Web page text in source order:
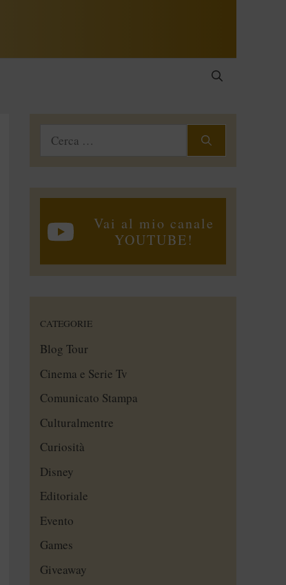
Ricerca
Vai al mio canale
YOUTUBE!
CATEGORIE
Blog Tour
Cinema e Serie Tv
Comunicato Stampa
Culturalmentre
Curiosità
Disney
Editoriale
Evento
Games
Giveaway